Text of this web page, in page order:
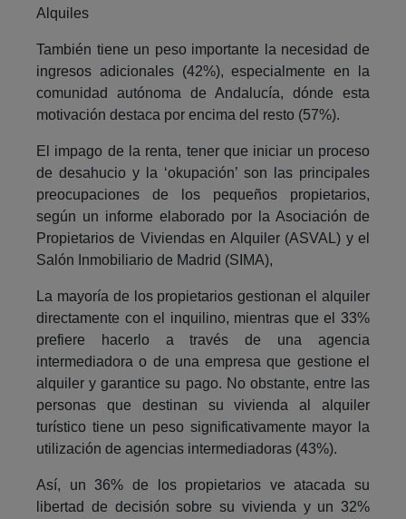
Alquiles
También tiene un peso importante la necesidad de
ingresos adicionales (42%), especialmente en la
comunidad autónoma de Andalucía, dónde esta
motivación destaca por encima del resto (57%).
El impago de la renta, tener que iniciar un proceso
de desahucio y la ‘okupación’ son las principales
preocupaciones de los pequeños propietarios,
según un informe elaborado por la Asociación de
Propietarios de Viviendas en Alquiler (ASVAL) y el
Salón Inmobiliario de Madrid (SIMA),
La mayoría de los propietarios gestionan el alquiler
directamente con el inquilino, mientras que el 33%
prefiere hacerlo a través de una agencia
intermediadora o de una empresa que gestione el
alquiler y garantice su pago. No obstante, entre las
personas que destinan su vivienda al alquiler
turístico tiene un peso significativamente mayor la
utilización de agencias intermediadoras (43%).
Así, un 36% de los propietarios ve atacada su
libertad de decisión sobre su vivienda y un 32%